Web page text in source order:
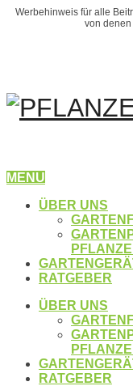
Werbehinweis für alle
von
MENU
ÜBER UNS
RATGEBER
ÜBER UNS
RATGEBER